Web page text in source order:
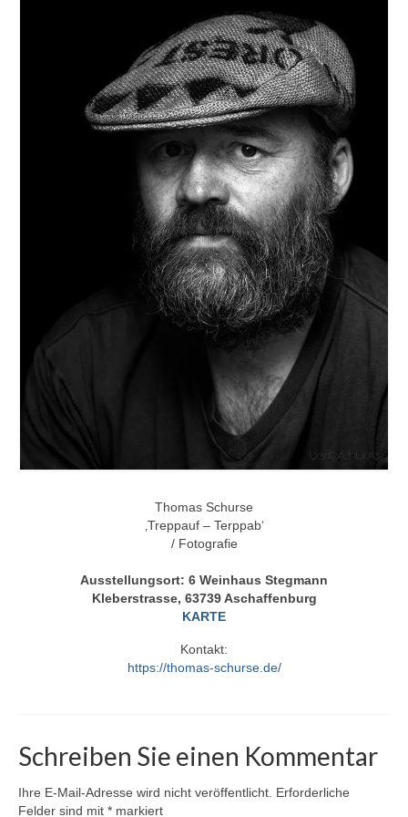
Kontakt | Impressum
Newsletter
Thomas Schurse
‚Treppauf – Terppab‘
/ Fotografie
Ausstellungsort: 6 Weinhaus Stegmann
Kleberstrasse, 63739 Aschaffenburg
KARTE
Kontakt:
https://thomas-schurse.de/
Schreiben Sie einen Kommentar
Ihre E-Mail-Adresse wird nicht veröffentlicht. Erforderliche
Felder sind mit * markiert